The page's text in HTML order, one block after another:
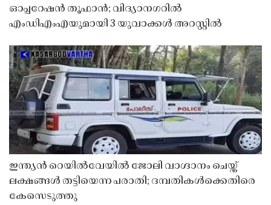
ഓപ്പറേഷൻ തൂഫാൻ; വിദ്യാനഗറിൽ
എംഡിഎംഎയുമായി 3 യുവാക്കൾ അറസ്റ്റിൽ
ഇന്ത്യൻ റെയിൽവേയിൽ ജോലി വാഗ്ദാനം ചെയ്ത്
ലക്ഷങ്ങൾ തട്ടിയെന്ന പരാതി; ദമ്പതികൾക്കെതിരെ
കേസെടുത്തു